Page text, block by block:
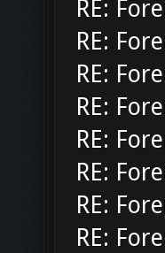
RE:
RE:
RE:
RE:
RE:
RE:
RE:
RE: